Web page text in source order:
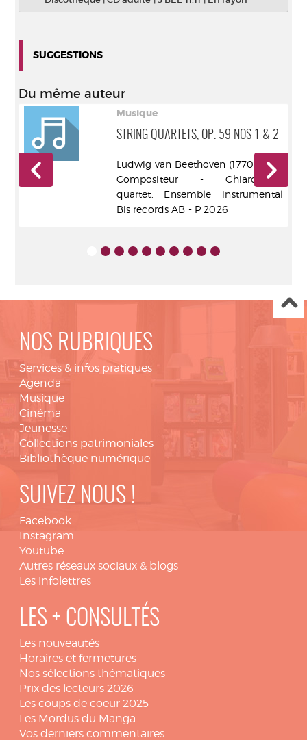
SUGGESTIONS
Du même auteur
Musique
STRING QUARTETS, OP. 59 NOS 1 & 2
Ludwig van Beethoven (1770-1827).
Compositeur - Chiaroscuro
quartet. Ensemble instrumental
Bis records AB - P 2026
NOS RUBRIQUES
Services & infos pratiques
Agenda
Musique
Cinéma
Jeunesse
Collections patrimoniales
Bibliothèque numérique
SUIVEZ NOUS !
Facebook
Instagram
Youtube
Autres réseaux sociaux & blogs
Les infolettres
LES + CONSULTÉS
Les nouveautés
Horaires et fermetures
Nos sélections thématiques
Prix des lecteurs 2026
Les coups de coeur 2025
Les Mordus du Manga
Vos derniers commentaires